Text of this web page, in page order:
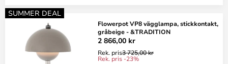
SUMMER DEAL
Flowerpot VP8 vägglampa, stickkontakt,
gråbeige - &TRADITION
2 866,00 kr
Rek. pris3 725,00 kr
Rek. pris -23%